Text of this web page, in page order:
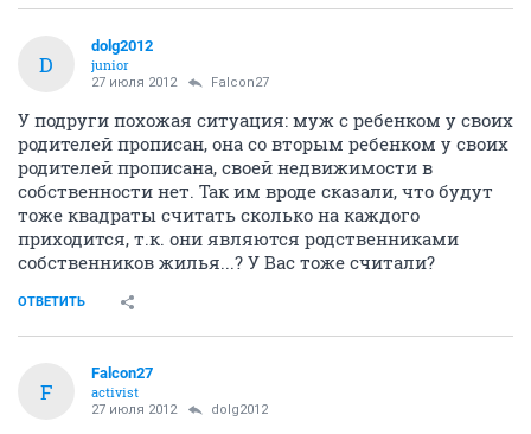
D
dolg2012
junior
27 июля 2012 Falcon27
У подруги похожая ситуация: муж с ребенком у своих
родителей прописан, она со вторым ребенком у своих
родителей прописана, своей недвижимости в
собственности нет. Так им вроде сказали, что будут
тоже квадраты считать сколько на каждого
приходится, т.к. они являются родственниками
собственников жилья...? У Вас тоже считали?
ОТВЕТИТЬ
F
Falcon27
activist
27 июля 2012 dolg2012